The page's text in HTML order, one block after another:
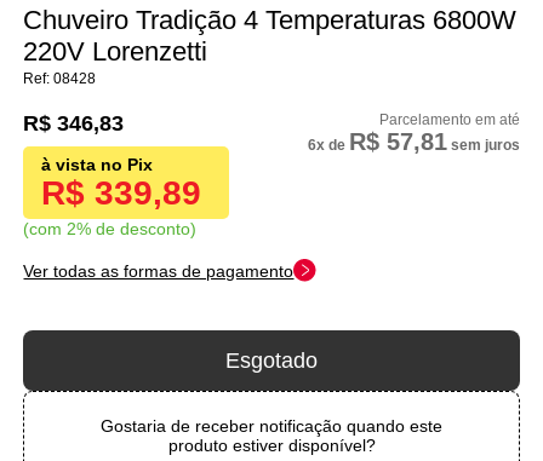
Chuveiro Tradição 4 Temperaturas 6800W
220V Lorenzetti
08428
R$ 339,89
com 2% de desconto
R$ 346,83
6x de R$ 57,81sem juros
Ver todas as formas de pagamento
Esgotado
Gostaria de receber notificação quando este
produto estiver disponível?